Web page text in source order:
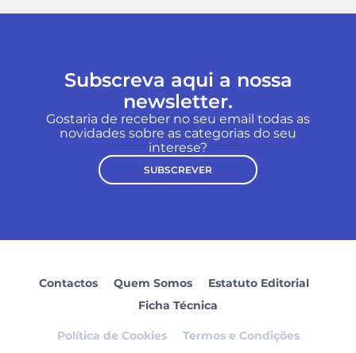
Subscreva aqui a nossa
newsletter.
Gostaria de receber no seu email todas as
novidades sobre as categorias do seu
interese?
SUBSCREVER
Contactos Quem Somos
Estatuto Editorial
Ficha Técnica
Política de Cookies
Termos e Condições